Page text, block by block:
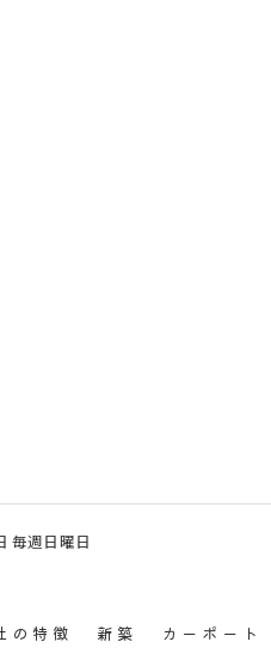
毎週日曜日
の特徴 新築 カーポート